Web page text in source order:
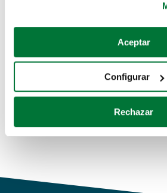
Si lo permite, también quisiéramos:
Recopilar información sobre su
Identificar su dispositivo
para buscar características
Obtenga más información sobre
de cookies.
Aceptar
Configurar
Rechazar
Coches de segunda mano
Coches de km0